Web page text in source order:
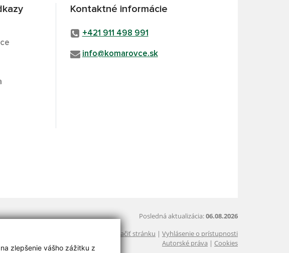
zlepšenie vášho zážitku z
Kontaktné informácie
+421 911 498 991
info@komarovce.sk
Posledná aktualizácia:06.08.2026
Vytlačiť stránku | Vyhlásenie o prístupnosti
Autorské práva | Cookies